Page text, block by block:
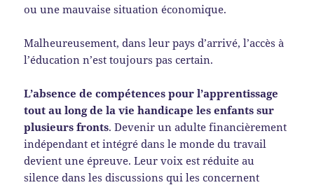
ou une mauvaise situation économique.
Malheureusement, dans leur pays d’arrivé, l’accès à
l’éducation n’est toujours pas certain.
L’absence de compétences pour l’apprentissage
tout au long de la vie handicape les enfants sur
plusieurs fronts. Devenir un adulte financièrement
indépendant et intégré dans le monde du travail
devient une épreuve. Leur voix est réduite au
silence dans les discussions qui les concernent